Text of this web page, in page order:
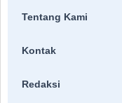
Tentang Kami
Kontak
Redaksi